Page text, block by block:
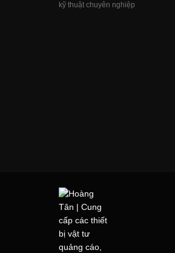
kỹ thuật chuyên nghiệp